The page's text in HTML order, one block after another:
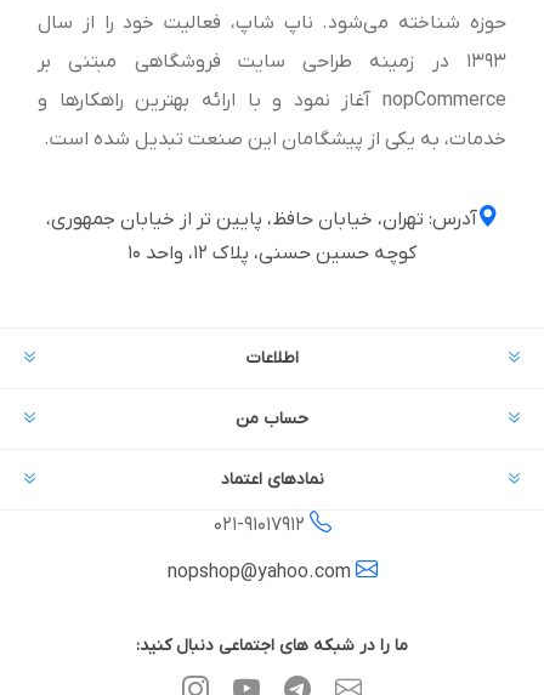
حوزه شناخته می‌شود. ناپ شاپ، فعالیت خود را از سال
1393 در زمینه طراحی سایت فروشگاهی مبتنی بر
nopCommerce آغاز نمود و با ارائه بهترین راهکارها و
خدمات، به یکی از پیشگامان این صنعت تبدیل شده است.
آدرس: تهران، خیابان حافظ، پایین تر از خیابان جمهوری،
کوچه حسین حسنی، پلاک ۱۲، واحد ۱۰
اطلاعات
حساب من
نمادهای اعتماد
021-91017912
ما را در شبکه های اجتماعی دنبال کنید: